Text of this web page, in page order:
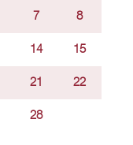
7 8
14 15
21 22
28